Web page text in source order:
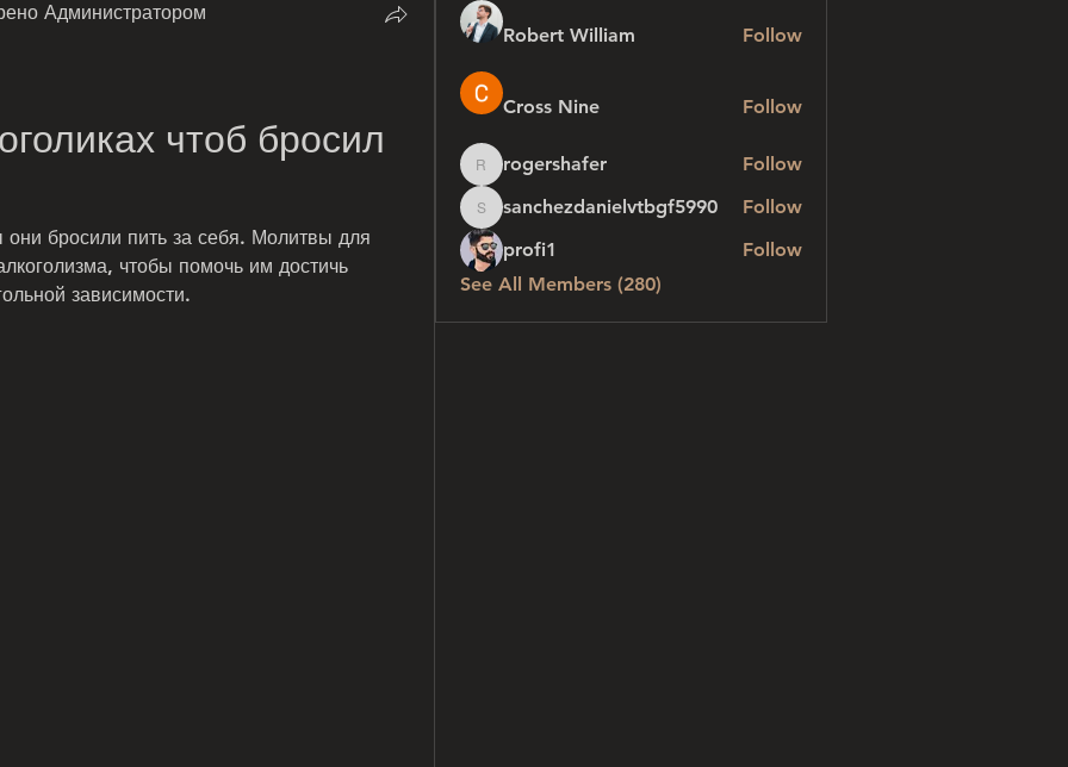
Администратором
чтоб бросил
они бросили пить за себя. Молитвы для
чтобы помочь им достичь
зависимости.
Robert William Follow
Cross Nine Follow
rogershafer
rogershafer Follow
sanchezdanielvtbgf5990
sanchezdanielvtbgf5990
Follow
profi1
Follow
See All Members (280)